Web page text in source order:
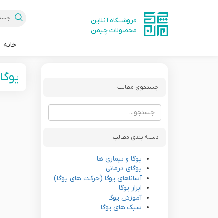
فروشــگاه آنلاین
محصولات چیمن
خانه
جستجوی مطالب
دسته بندی مطالب
یوگا و بیماری ها
یوگای درمانی
آساناهای یوگا (حرکت های یوگا)
ابزار یوگا
آموزش یوگا
سبک های یوگا